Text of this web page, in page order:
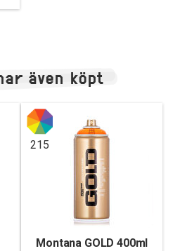
även köpt
215
Montana GOLD 400ml